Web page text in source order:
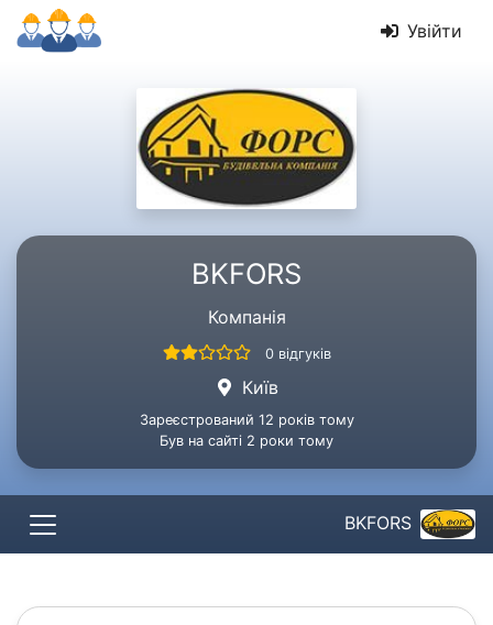
Увійти
BKFORS
Компанія
0 відгуків
Київ
Зареєстрований 12 років тому
Був на сайті 2 роки тому
BKFORS